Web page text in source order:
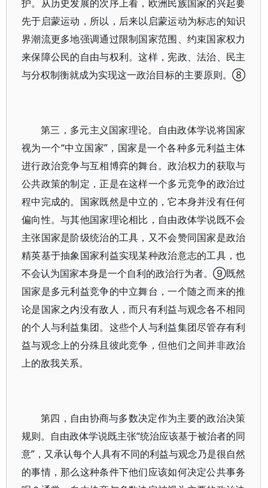
护。从历史发展的次序上看，欧洲民族国家的兴起要
先于启蒙运动，所以，后来以启蒙运动为标志的知识
界潮流更多地强调通过限制国家范围、约束国家权力
来保障公民的自由与权利。这样，宪政、法治、民主
与分权制衡就成为实现这一政治目标的主要原则。⑧
第三，多元主义国家理论。自由政体学说将国家
视为一个“中立国家”，国家是一个各种多元利益主体
进行政治竞争与互相博弈的舞台。政治权力的获取与
公共政策的制定，正是在这样一个多元竞争的政治过
程中完成的。国家既然是中立的，它本身并没有任何
偏向性。与其他国家理论相比，自由政体学说既不会
主张国家是阶级统治的工具，又不会赞同国家是政治
精英基于抽象国家利益实现某种政治意志的工具，也
不会认为国家本身是一个自利的政治行为者。⑨既然
国家是多元利益竞争的中立舞台，一个随之而来的推
论是国家之内没有敌人，而只有利益与观念各不相同
的个人与利益集团。这些个人与利益集团尽管存有利
益与观念上的分殊且彼此竞争，但他们之间并非政治
上的敌我关系。
第四，自由协商与多数决定作为主要的政治决策
规则。自由政体学说既主张“统治应该基于被治者的同
意”，又承认每个人具有不同的利益与观念乃是很自然
的事情，那么这种条件下他们应该如何决定公共事务